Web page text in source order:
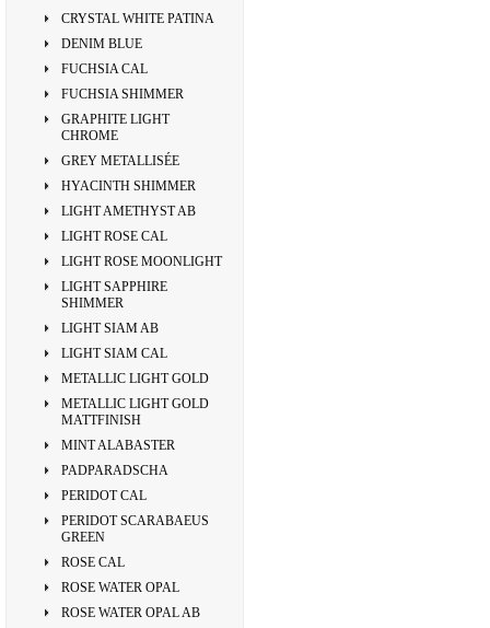
CRYSTAL WHITE PATINA
DENIM BLUE
FUCHSIA CAL
FUCHSIA SHIMMER
GRAPHITE LIGHT
CHROME
GREY METALLISÉE
HYACINTH SHIMMER
LIGHT AMETHYST AB
LIGHT ROSE CAL
LIGHT ROSE MOONLIGHT
LIGHT SAPPHIRE
SHIMMER
LIGHT SIAM AB
LIGHT SIAM CAL
METALLIC LIGHT GOLD
METALLIC LIGHT GOLD
MATTFINISH
MINT ALABASTER
PADPARADSCHA
PERIDOT CAL
PERIDOT SCARABAEUS
GREEN
ROSE CAL
ROSE WATER OPAL
ROSE WATER OPAL AB